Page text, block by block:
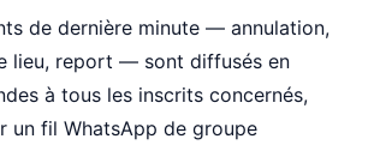
de dernière minute — annulation,
lieu, report — sont diffusés en
à tous les inscrits concernés,
un fil WhatsApp de groupe